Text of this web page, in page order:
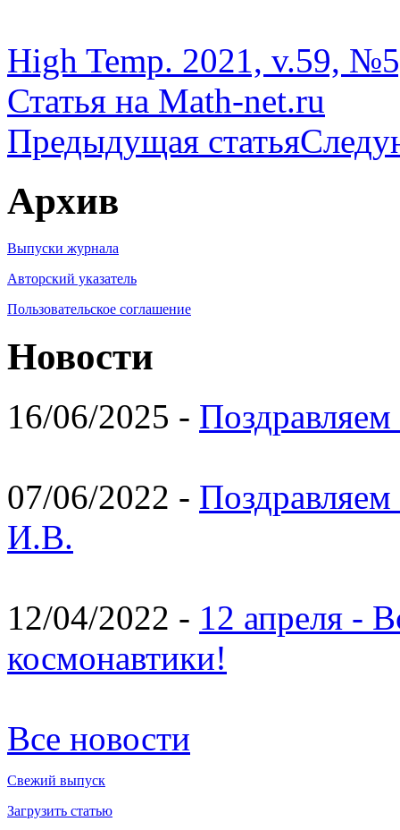
High Temp. 2021, v.59,
Статья на Math-net.ru
Предыдущая статья
Архив
Выпуски журнала
Авторский указатель
Пользовательское соглашение
Новости
16/06/2025 -
07/06/2022 -
И.В.
12/04/2022 - 12 апреля -
космонавтики!
Все новости
Свежий выпуск
Загрузить статью